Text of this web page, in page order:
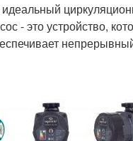
- это устройство,